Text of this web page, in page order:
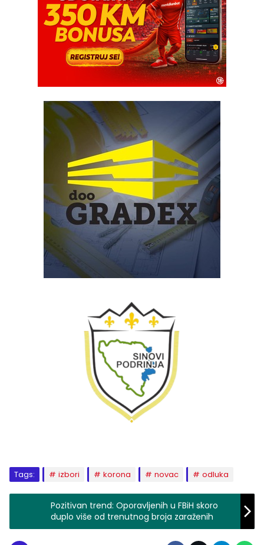
Tags: izbori korona novac odluka
Pozitivan trend: Oporavljenih u FBiH skoro
duplo više od trenutnog broja zaraženih